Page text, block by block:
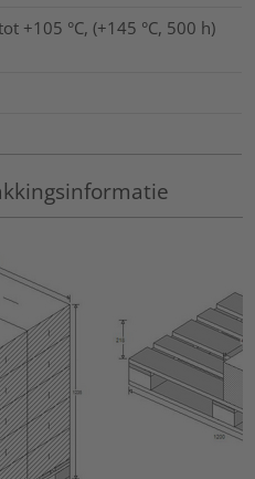
+105 °C, (+145 °C, 500 h)